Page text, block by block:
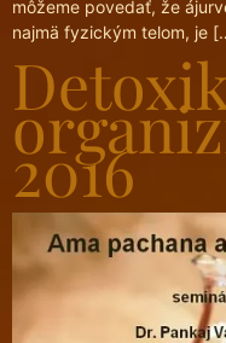
môžeme povedať, že
najmä fyzickým telom, je
2016